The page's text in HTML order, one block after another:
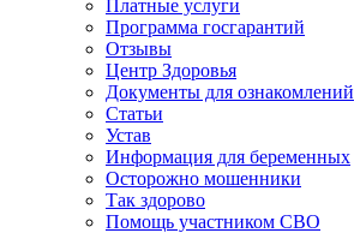
Платные услуги
Программа госгарантий
Отзывы
Центр Здоровья
Документы для ознакомлений
Статьи
Устав
Информация для беременных
Осторожно мошенники
Так здорово
Помощь участником СВО